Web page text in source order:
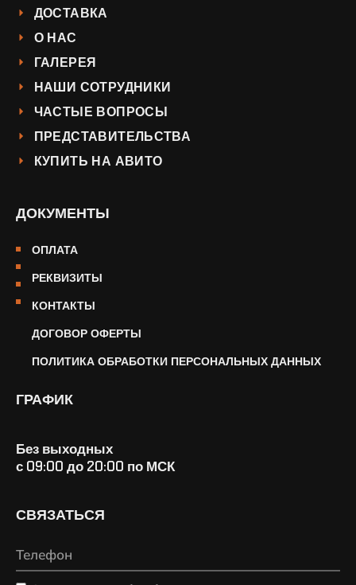
ДОСТАВКА
О НАС
ГАЛЕРЕЯ
НАШИ СОТРУДНИКИ
ЧАСТЫЕ ВОПРОСЫ
ПРЕДСТАВИТЕЛЬСТВА
КУПИТЬ НА АВИТО
ДОКУМЕНТЫ
ОПЛАТА
РЕКВИЗИТЫ
КОНТАКТЫ
ДОГОВОР ОФЕРТЫ
ПОЛИТИКА ОБРАБОТКИ ПЕРСОНАЛЬНЫХ ДАННЫХ
ГРАФИК
Без выходных
с 09:00 до 20:00 по МСК
СВЯЗАТЬСЯ